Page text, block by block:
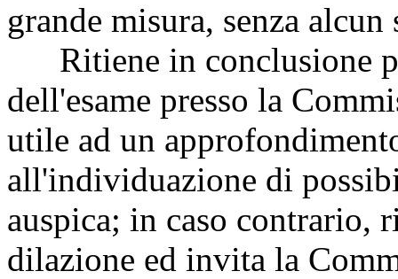
grande misura, senza
Ritiene in conclusione
dell'esame presso la
utile ad un
all'individuazione di
auspica; in caso contrario,
dilazione ed invita la